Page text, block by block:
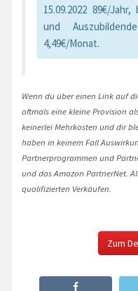
15.09.2022 89€/
und
4,49€/Monat.
Wenn du über einen Link auf
oftmals eine kleine Provision
keinerlei Mehrkosten und dir
haben in keinem Fall
Partnerprogrammen und
und das Amazon PartnerNet.
qualifizierten Verkäufen.
Zum